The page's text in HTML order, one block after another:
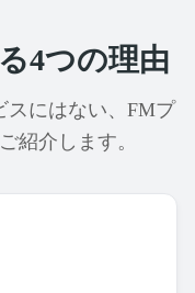
4つの理由
スにはない、FMプ
紹介します。